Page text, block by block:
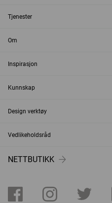
Tjenester
Om
Inspirasjon
Kunnskap
Design verktøy
Vedlikeholdsråd
NETTBUTIKK